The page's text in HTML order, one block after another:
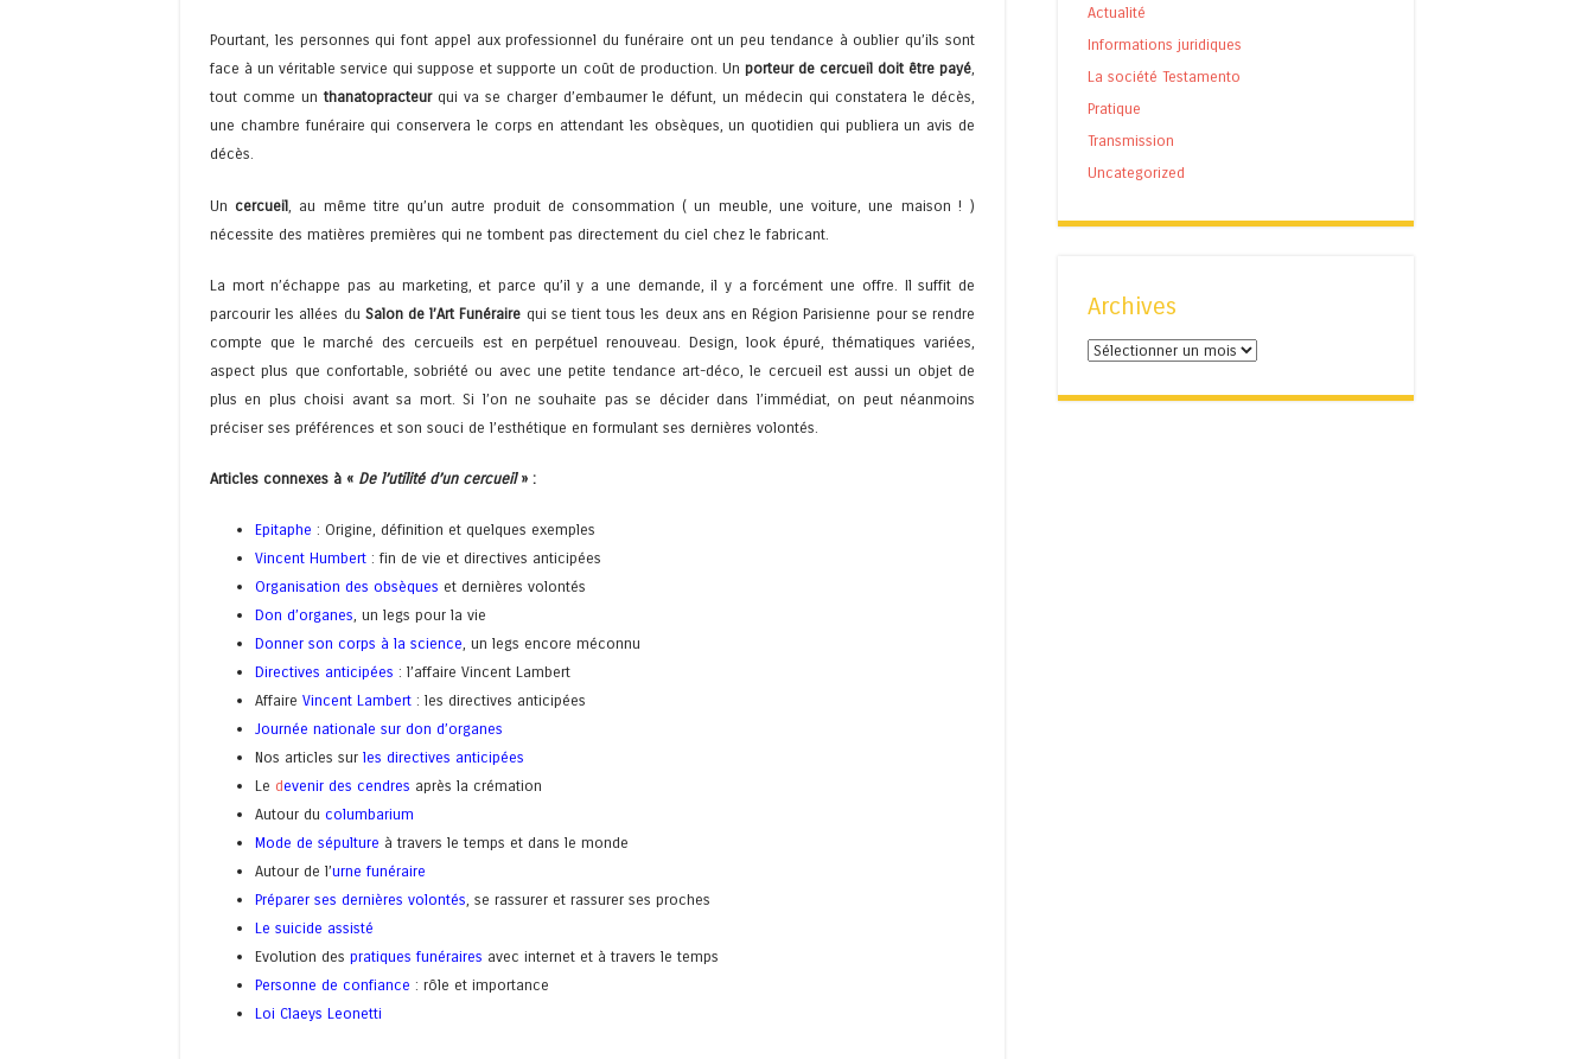
Pourtant, les personnes qui font appel aux professionnel du funéraire ont un peu tendance à oublier qu’ils sont
face à un véritable service qui suppose et supporte un coût de production. Un porteur de cercueil doit être payé,
tout comme unthanatopracteurqui va se charger d’embaumer le défunt, un médecin qui constatera le décès,
une chambre funéraire qui conservera le corps en attendant les obsèques, un quotidien qui publiera un avis de
décès.
Un cercueil , au même titre qu’un autre produit de consommation ( un meuble, une voiture, une maison ! )
nécessite des matières premières qui ne tombent pas directement du ciel chez le fabricant.
La mort n’échappe pas au marketing, et parce qu’il y a une demande, il y a forcément une offre. Il suffit de
parcourir les allées du Salon de l’Art Funéraire qui se tient tous les deux ans en Région Parisienne pour se rendre
compte que le marché des cercueils est en perpétuel renouveau. Design, look épuré, thématiques variées,
aspect plus que confortable, sobriété ou avec une petite tendance art-déco, le cercueil est aussi un objet de
plus en plus choisi avant sa mort. Si l’on ne souhaite pas se décider dans l’immédiat, on peut néanmoins
préciser ses préférences et son souci de l’esthétique en formulant ses dernières volontés.
Articles connexes à « De l’utilité d’un cercueil» :
Epitaphe : Origine, définition et quelques exemples
Vincent Humbert : fin de vie et directives anticipées
Organisation des obsèques et dernières volontés
Don d’organes, un legs pour la vie
Donner son corps à la science, un legs encore méconnu
Directives anticipées : l’affaire Vincent Lambert
AffaireVincent Lambert : les directives anticipées
Journée nationale sur don d’organes
Nos articles surles directives anticipées
Le devenir des cendres après la crémation
Autour ducolumbarium
Mode de sépulture à travers le temps et dans le monde
Autour de l’urne funéraire
Préparer ses dernières volontés, se rassurer et rassurer ses proches
Le suicide assisté
Evolution despratiques funéraires avec internet et à travers le temps
Personne de confiance : rôle et importance
Loi Claeys Leonetti
Actualité
Informations juridiques
La société Testamento
Pratique
Transmission
Uncategorized
Archives
Archives